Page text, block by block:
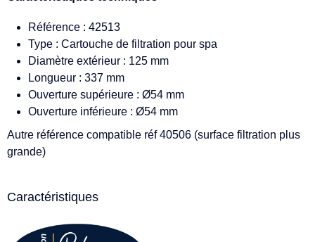
Référence : 42513
Type : Cartouche de filtration pour spa
Diamètre extérieur : 125 mm
Longueur : 337 mm
Ouverture supérieure : Ø54 mm
Ouverture inférieure : Ø54 mm
Autre référence compatible réf 40506 (surface filtration plus
grande)
Caractéristiques